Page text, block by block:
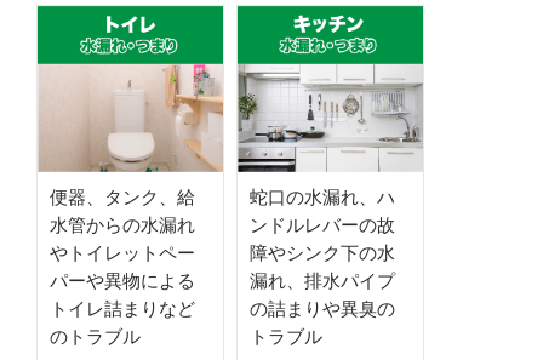
便器、タンク、給
水管からの水漏れ
やトイレットペー
パーや異物による
トイレ詰まりなど
のトラブル
蛇口の水漏れ、ハ
ンドルレバーの故
障やシンク下の水
漏れ、排水パイプ
の詰まりや異臭の
トラブル